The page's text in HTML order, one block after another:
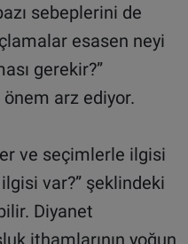
sebeplerini de
esasen neyi
gerekir?”
önem arz ediyor.
ve seçimlerle ilgisi
ilgisi var?” şeklindeki
Diyanet
ithamlarının yoğun